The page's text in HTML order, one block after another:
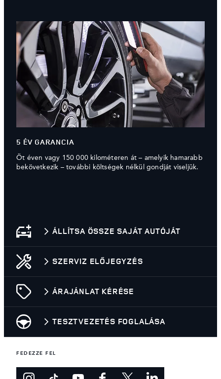
5 ÉV GARANCIA
Öt éven vagy 150 000 kilométeren át – amelyik hamarabb
bekövetkezik – további költségek nélkül gondját viseljük.
ÁLLÍTSA ÖSSZE SAJÁT AUTÓJÁT
SZERVIZ ELŐJEGYZÉS
ÁRAJÁNLAT KÉRÉSE
TESZTVEZETÉS FOGLALÁSA
FEDEZZE FEL